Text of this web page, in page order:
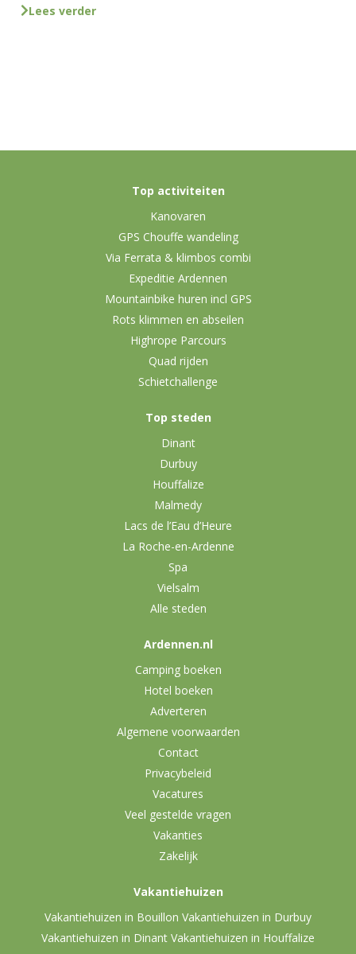
Lees verder
Top activiteiten
Kanovaren
GPS Chouffe wandeling
Via Ferrata & klimbos combi
Expeditie Ardennen
Mountainbike huren incl GPS
Rots klimmen en abseilen
Highrope Parcours
Quad rijden
Schietchallenge
Top steden
Dinant
Durbuy
Houffalize
Malmedy
Lacs de l’Eau d’Heure
La Roche-en-Ardenne
Spa
Vielsalm
Alle steden
Ardennen.nl
Camping boeken
Hotel boeken
Adverteren
Algemene voorwaarden
Contact
Privacybeleid
Vacatures
Veel gestelde vragen
Vakanties
Zakelijk
Vakantiehuizen
Vakantiehuizen in Bouillon Vakantiehuizen in Durbuy
Vakantiehuizen in Dinant Vakantiehuizen in Houffalize